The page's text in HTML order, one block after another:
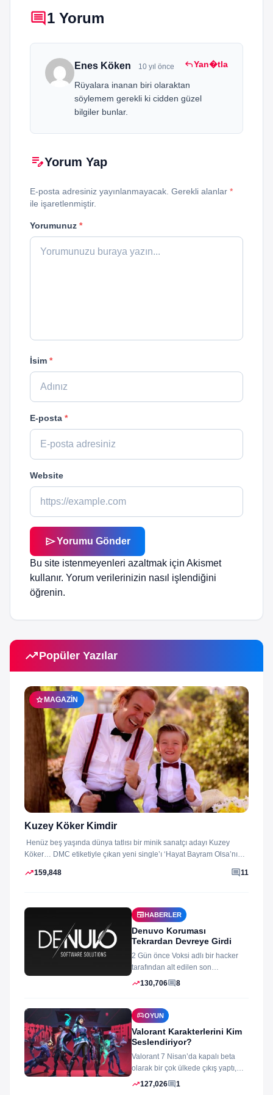
comment1 Yorum
Enes Köken 10 yıl önce replyYan�tla
Rüyalara inanan biri olaraktan
söylemem gerekli ki cidden güzel
bilgiler bunlar.
edit_noteYorum Yap
E-posta adresiniz yayınlanmayacak. Gerekli alanlar *
ile işaretlenmiştir.
Yorumunuz *
İsim *
E-posta *
Website
sendYorumu Gönder
Bu site istenmeyenleri azaltmak için Akismet
kullanır. Yorum verilerinizin nasıl işlendiğini
öğrenin.
trending_upPopüler Yazılar
star MAGAZIN
Kuzey Köker Kimdir
Henüz beş yaşında dünya tatlısı bir minik sanatçı adayı Kuzey
Köker… DMC etiketiyle çıkan yeni single’ı ‘Hayat Bayram Olsa’nın
trending_up159,848 comment11
newspaperHABERLER
Denuvo Koruması
Tekrardan Devreye Girdi
2 Gün önce Voksi adlı bir hacker
tarafından alt edilen son
dönemlerin yıkılmaz korsan
trending_up130,706comment8
sports_esportsOYUN
Valorant Karakterlerini Kim
Seslendiriyor?
Valorant 7 Nisan’da kapalı beta
olarak bir çok ülkede çıkış yaptı,
oyun izleyenler ve oynayanlar...
trending_up127,026comment1